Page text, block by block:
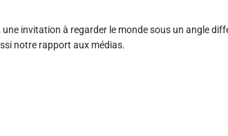
invitation à regarder le monde sous un angle
notre rapport aux médias.